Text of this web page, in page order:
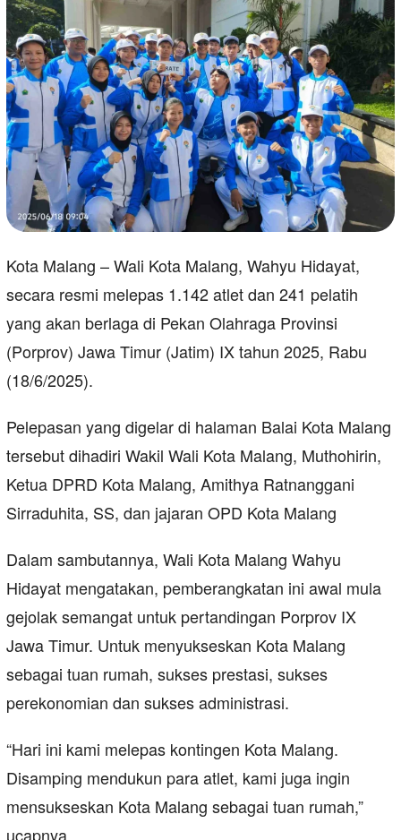
Kota Malang – Wali Kota Malang, Wahyu Hidayat,
secara resmi melepas 1.142 atlet dan 241 pelatih
yang akan berlaga di Pekan Olahraga Provinsi
(Porprov) Jawa Timur (Jatim) IX tahun 2025, Rabu
(18/6/2025).
Pelepasan yang digelar di halaman Balai Kota Malang
tersebut dihadiri Wakil Wali Kota Malang, Muthohirin,
Ketua DPRD Kota Malang, Amithya Ratnanggani
Sirraduhita, SS, dan jajaran OPD Kota Malang
Dalam sambutannya, Wali Kota Malang Wahyu
Hidayat mengatakan, pemberangkatan ini awal mula
gejolak semangat untuk pertandingan Porprov IX
Jawa Timur. Untuk menyukseskan Kota Malang
sebagai tuan rumah, sukses prestasi, sukses
perekonomian dan sukses administrasi.
“Hari ini kami melepas kontingen Kota Malang.
Disamping mendukun para atlet, kami juga ingin
mensukseskan Kota Malang sebagai tuan rumah,”
ucapnya.